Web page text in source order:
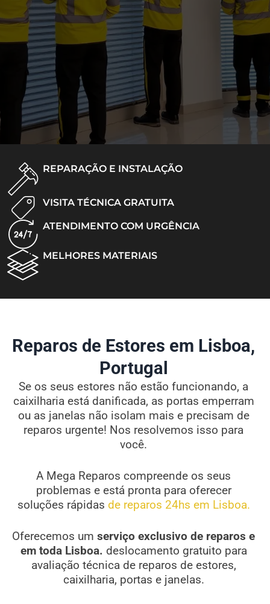
REPARAÇÃO E INSTALAÇÃO
VISITA TÉCNICA GRATUITA
ATENDIMENTO COM URGÊNCIA
MELHORES MATERIAIS
Reparos de Estores em Lisboa,
Portugal
Se os seus estores não estão funcionando, a
caixilharia está danificada, as portas emperram
ou as janelas não isolam mais e precisam de
reparos urgente! Nos resolvemos isso para
você.
A Mega Reparos compreende os seus
problemas e está pronta para oferecer
soluções rápidas de reparos 24hs em Lisboa.
Oferecemos um serviço exclusivo de reparos e
em toda Lisboa. deslocamento gratuito para
avaliação técnica de reparos de estores,
caixilharia, portas e janelas.